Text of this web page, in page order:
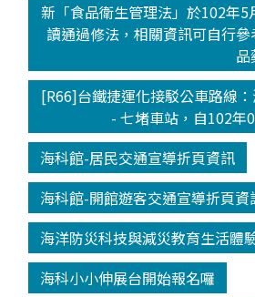
新「食品衛生管理法」於102年5
讀通過修法，相關資訊可自行
品
[R66]台鐵捷運化接駁公車路線
- 七堵車站，自102年
海科館-居民交通宣導折頁資訊
海科館-開館遊客交通宣導折頁資
海洋防災科技與減災教育生活體
海科小小伸展台開始報名囉